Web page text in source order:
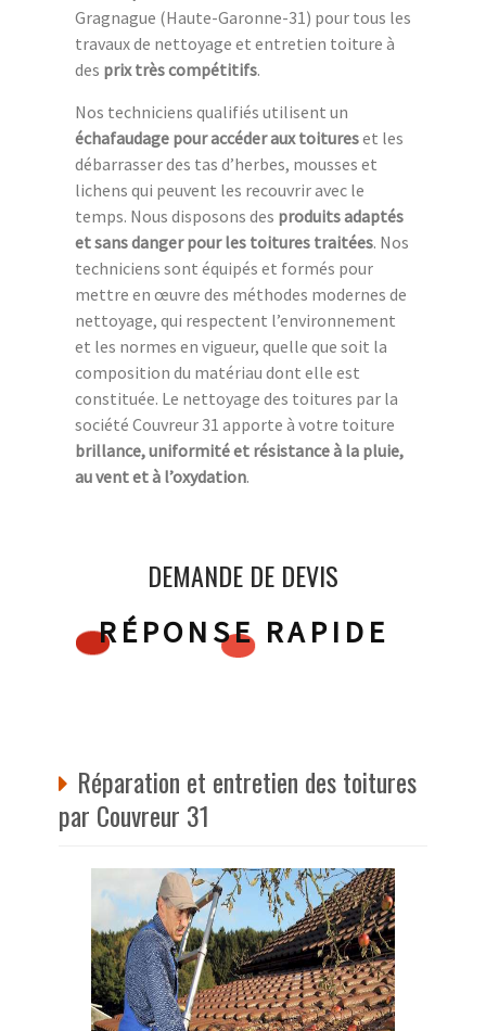
Gragnague (Haute-Garonne-31) pour tous les
travaux de nettoyage et entretien toiture à
des prix très compétitifs.
Nos techniciens qualifiés utilisent un
échafaudage pour accéder aux toitureset les
débarrasser des tas d’herbes, mousses et
lichens qui peuvent les recouvrir avec le
temps. Nous disposons des produits adaptés
et sans danger pour les toitures traitées. Nos
techniciens sont équipés et formés pour
mettre en œuvre des méthodes modernes de
nettoyage, qui respectent l’environnement
et les normes en vigueur, quelle que soit la
composition du matériau dont elle est
constituée. Le nettoyage des toitures par la
société Couvreur 31 apporte à votre toiture
brillance, uniformité et résistance à la pluie,
au vent et à l’oxydation.
DEMANDE DE DEVIS
RÉPONSE RAPIDE
Réparation et entretien des toitures
par Couvreur 31